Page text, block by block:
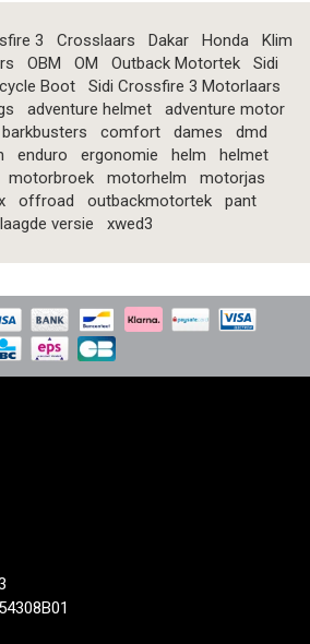
3 Crosslaars Dakar Honda
Klim
OBM OM Outback Motortek
Sidi
Boot
Sidi Crossfire 3 Motorlaars
adventure helmet
adventure motor
barkbusters comfort dames
dmd
enduro ergonomie helm
helmet
motorbroek motorhelm
motorjas
offroad outbackmotortek
pant
versie
xwed3